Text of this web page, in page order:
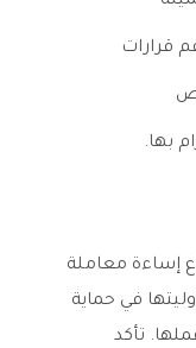
قرارات
بها.
إساءة معاملة
في حماية
تأكد